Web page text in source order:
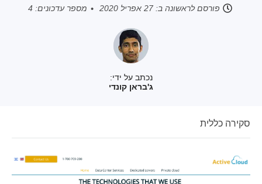
נכתב על ידי:
ג'בראן קונדי
פורסם לראשונה ב: 27 אפריל 2020 מספר עדכונים: 4
סקירה כללית